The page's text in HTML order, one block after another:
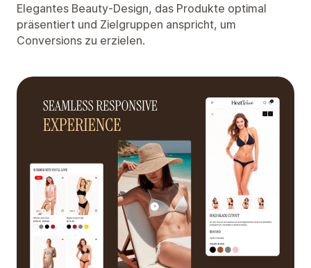
Elegantes Beauty-Design, das Produkte optimal
präsentiert und Zielgruppen anspricht, um
Conversions zu erzielen.